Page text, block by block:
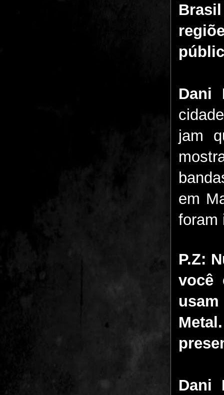
Dani
jam
em
foram
P.Z:
você
Dani